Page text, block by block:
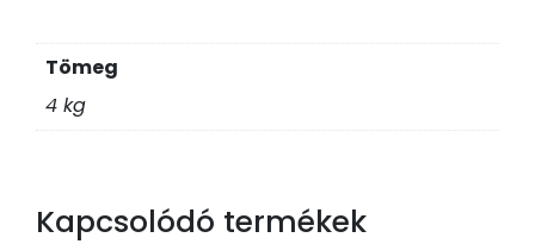
Tömeg
4 kg
Kapcsolódó termékek